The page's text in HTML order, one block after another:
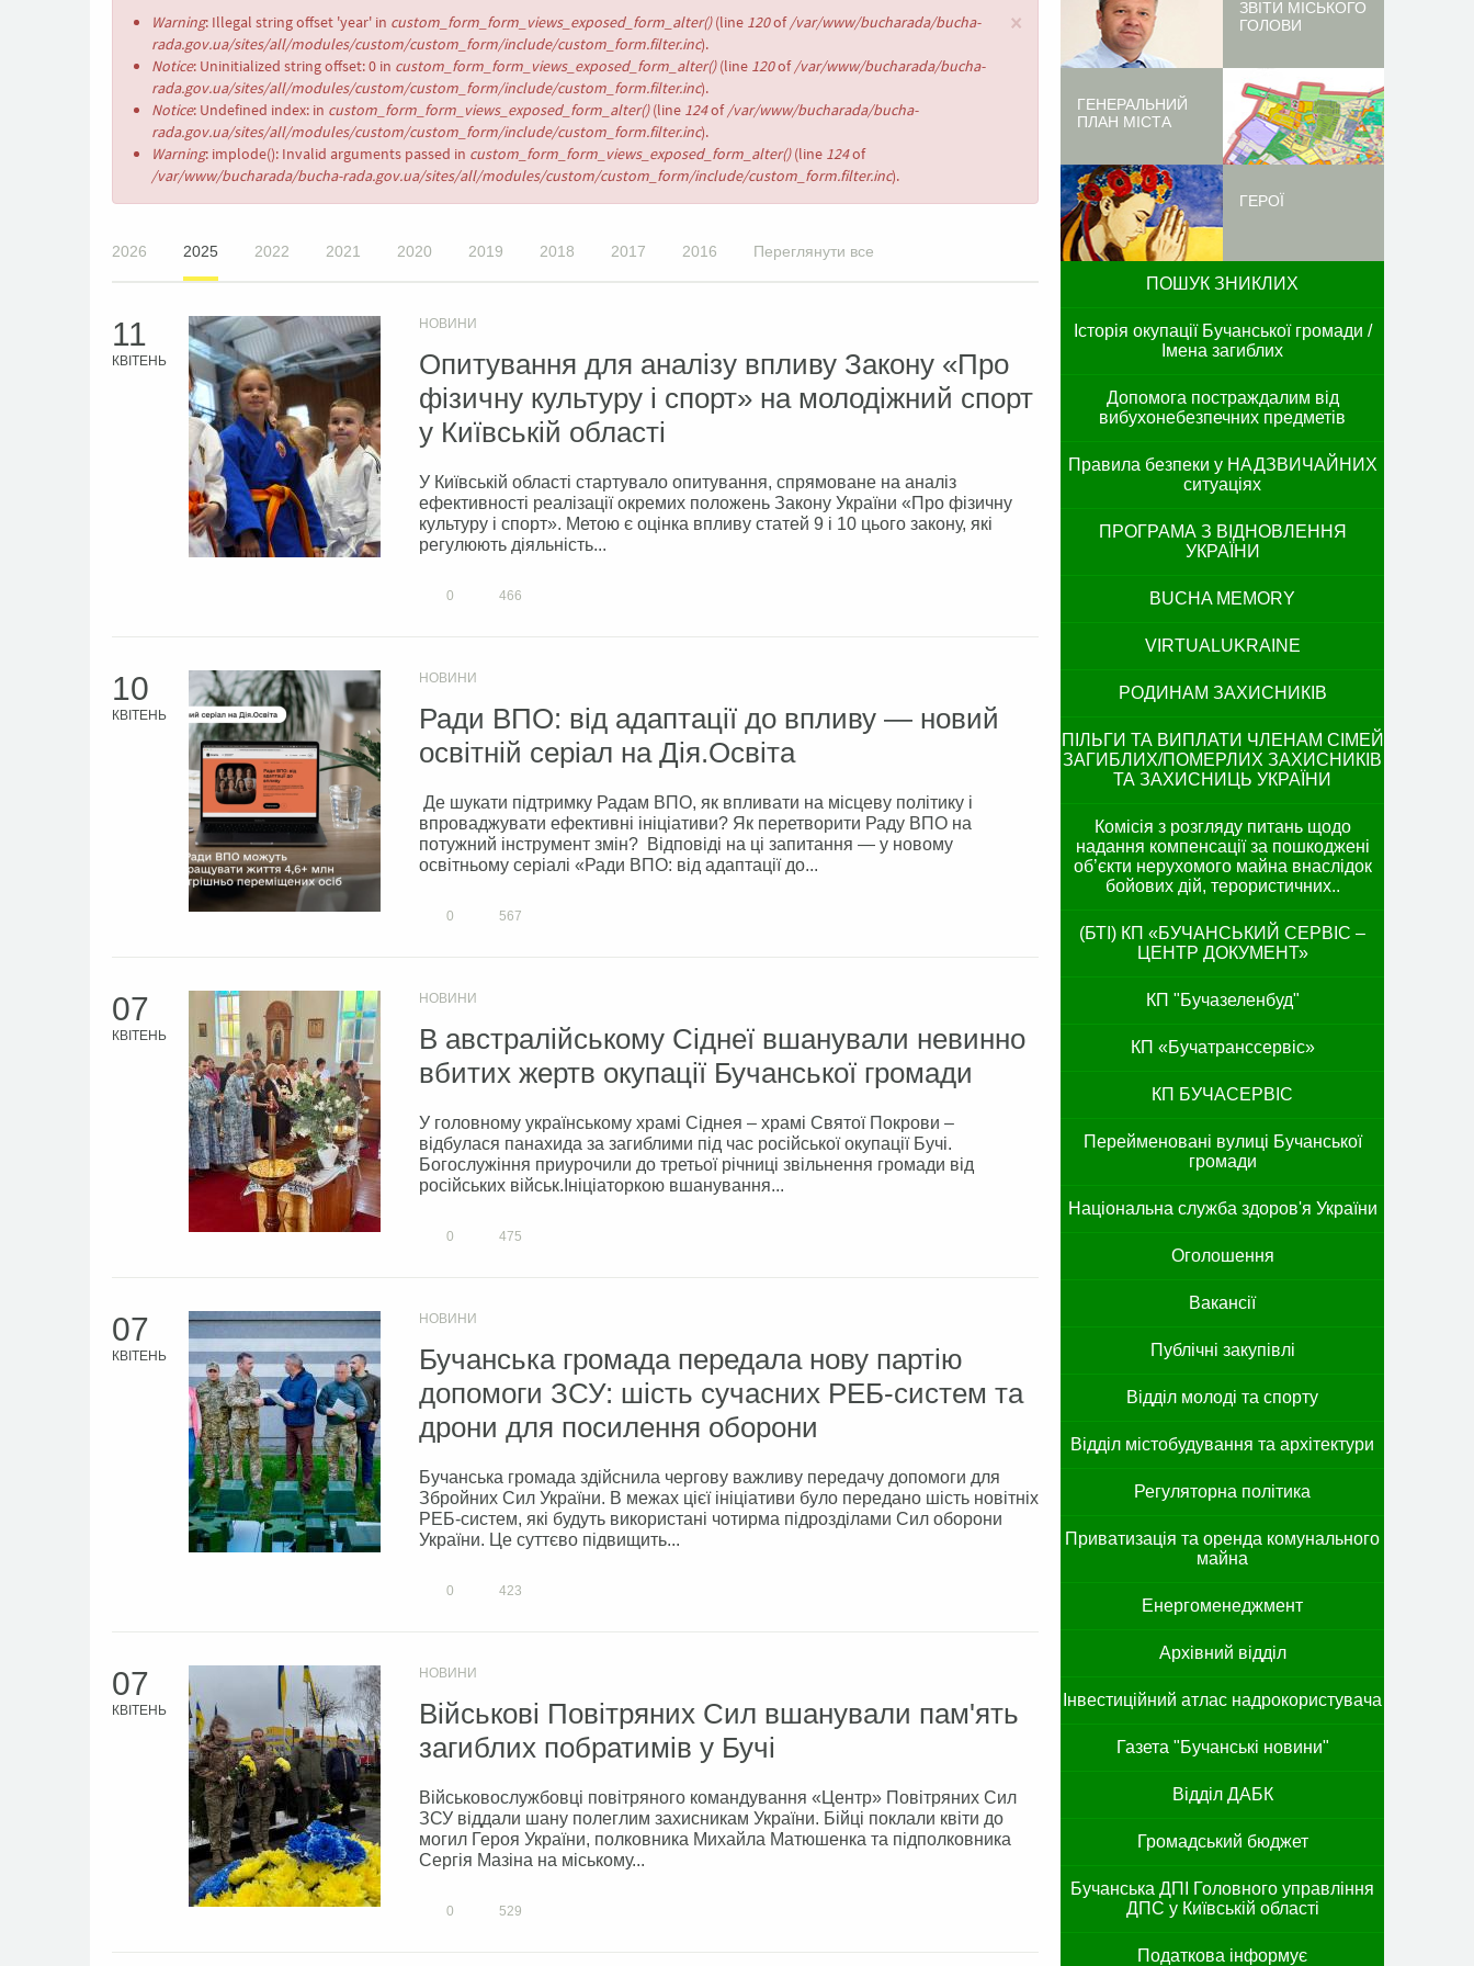
×
Повідомлення
про
помилку
Warning: Illegal string offset 'year' in custom_form_form_views_exposed_form_alter()(line 120of/var/www/bucharada/bucha-
rada.gov.ua/sites/all/modules/custom/custom_form/include/custom_form.filter.inc).
Notice: Uninitialized string offset: 0 in custom_form_form_views_exposed_form_alter()(line 120of/var/www/bucharada/bucha-
rada.gov.ua/sites/all/modules/custom/custom_form/include/custom_form.filter.inc).
Notice: Undefined index: in custom_form_form_views_exposed_form_alter()(line 124of/var/www/bucharada/bucha-
rada.gov.ua/sites/all/modules/custom/custom_form/include/custom_form.filter.inc).
Warning: implode(): Invalid arguments passed in custom_form_form_views_exposed_form_alter()(line 124of
/var/www/bucharada/bucha-rada.gov.ua/sites/all/modules/custom/custom_form/include/custom_form.filter.inc).
2026 2025 2022 2021 2020 2019 2018 2017 2016 Переглянути все
11
КВІТЕНЬ
НОВИНИ
Опитування для аналізу впливу Закону «Про
фізичну культуру і спорт» на молодіжний спорт
у Київській області
У Київській області стартувало опитування, спрямоване на аналіз
ефективності реалізації окремих положень Закону України «Про фізичну
культуру і спорт». Метою є оцінка впливу статей 9 і 10 цього закону, які
регулюють діяльність...
0 466
10
КВІТЕНЬ
НОВИНИ
Ради ВПО: від адаптації до впливу — новий
освітній серіал на Дія.Освіта
Де шукати підтримку Радам ВПО, як впливати на місцеву політику і
впроваджувати ефективні ініціативи? Як перетворити Раду ВПО на
потужний інструмент змін? Відповіді на ці запитання — у новому
освітньому серіалі «Ради ВПО: від адаптації до...
0 567
07
КВІТЕНЬ
НОВИНИ
В австралійському Сіднеї вшанували невинно
вбитих жертв окупації Бучанської громади
У головному українському храмі Сіднея – храмі Святої Покрови –
відбулася панахида за загиблими під час російської окупації Бучі.
Богослужіння приурочили до третьої річниці звільнення громади від
російських військ.Ініціаторкою вшанування...
0 475
07
КВІТЕНЬ
НОВИНИ
Бучанська громада передала нову партію
допомоги ЗСУ: шість сучасних РЕБ-систем та
дрони для посилення оборони
Бучанська громада здійснила чергову важливу передачу допомоги для
Збройних Сил України. В межах цієї ініціативи було передано шість новітніх
РЕБ-систем, які будуть використані чотирма підрозділами Сил оборони
України. Це суттєво підвищить...
0 423
07
КВІТЕНЬ
НОВИНИ
Військові Повітряних Сил вшанували пам'ять
загиблих побратимів у Бучі
Військовослужбовці повітряного командування «Центр» Повітряних Сил
ЗСУ віддали шану полеглим захисникам України. Бійці поклали квіти до
могил Героя України, полковника Михайла Матюшенка та підполковника
Сергія Мазіна на міському...
0 529
ЗВІТИ МІСЬКОГО
ГОЛОВИ
ГЕНЕРАЛЬНИЙ
ПЛАН МІСТА
ГЕРОЇ
ПОШУК ЗНИКЛИХ
Історія окупації Бучанської громади /
Імена загиблих
Допомога постраждалим від
вибухонебезпечних предметів
Правила безпеки у НАДЗВИЧАЙНИХ
ситуаціях
ПРОГРАМА З ВІДНОВЛЕННЯ
УКРАЇНИ
BUCHA MEMORY
VIRTUALUKRAINE
РОДИНАМ ЗАХИСНИКІВ
ПІЛЬГИ ТА ВИПЛАТИ ЧЛЕНАМ СІМЕЙ
ЗАГИБЛИХ/ПОМЕРЛИХ ЗАХИСНИКІВ
ТА ЗАХИСНИЦЬ УКРАЇНИ
Комісія з розгляду питань щодо
надання компенсації за пошкоджені
об’єкти нерухомого майна внаслідок
бойових дій, терористичних..
(БТІ) КП «БУЧАНСЬКИЙ СЕРВІС –
ЦЕНТР ДОКУМЕНТ»
КП "Бучазеленбуд"
КП «Бучатранссервіс»
КП БУЧАСЕРВІС
Перейменовані вулиці Бучанської
громади
Національна служба здоров'я України
Оголошення
Вакансії
Публічні закупівлі
Відділ молоді та спорту
Відділ містобудування та архітектури
Регуляторна політика
Приватизація та оренда комунального
майна
Енергоменеджмент
Архівний відділ
Інвестиційний атлас надрокористувача
Газета "Бучанські новини"
Відділ ДАБК
Громадський бюджет
Бучанська ДПІ Головного управління
ДПС у Київській області
Податкова інформує